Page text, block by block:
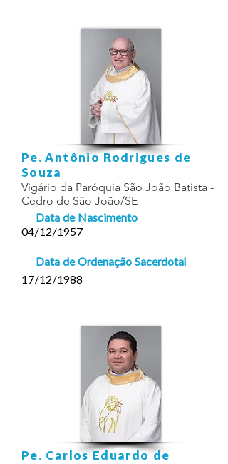
Pe. Antônio Rodrigues de
Souza
Vigário da Paróquia São João Batista -
Cedro de São João/SE
Data de Nascimento
04/12/1957
Data de Ordenação Sacerdotal
17/12/1988
Pe. Carlos Eduardo de